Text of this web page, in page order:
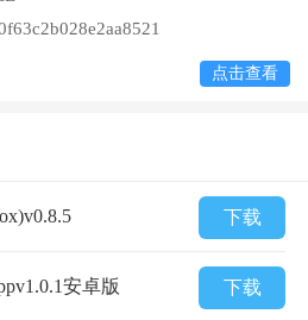
点击查看
下载
安卓版 下载